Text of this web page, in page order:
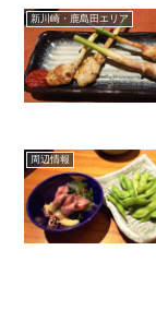
新川崎・鹿島田エリア
周辺情報